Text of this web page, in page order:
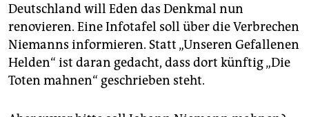
Deutschland will Eden das Denkmal nun
renovieren. Eine Infotafel soll über die Verbrechen
Niemanns informieren. Statt „Unseren Gefallenen
Helden“ ist daran gedacht, dass dort künftig „Die
Toten mahnen“ geschrieben steht.